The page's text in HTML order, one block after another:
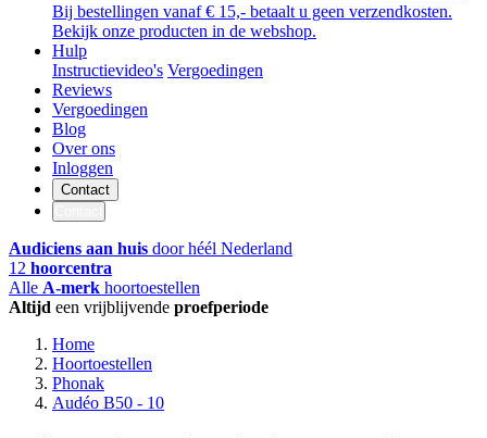
Bij bestellingen vanaf € 15,- betaalt u geen verzendkosten.
Bekijk onze producten in de webshop.
Hulp
Instructievideo's Vergoedingen
Reviews
Vergoedingen
Blog
Over ons
Inloggen
Contact
Audiciens aan huis door héél Nederland
12 hoorcentra
Alle A-merk hoortoestellen
Altijd een vrijblijvende proefperiode
Home
Hoortoestellen
Phonak
Audéo B50 - 10